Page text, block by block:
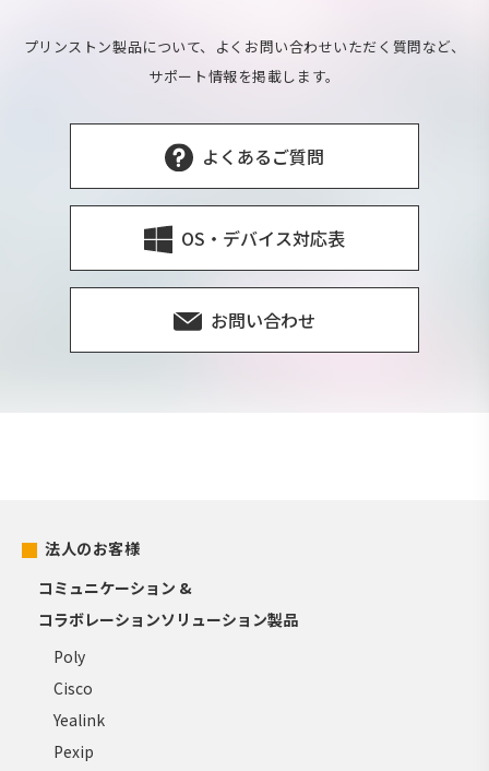
プリンストン製品について、よくお問い合わせいただく質問など、
サポート情報を掲載します。
よくあるご質問
OS・デバイス対応表
お問い合わせ
法人のお客様
コミュニケーション &
コラボレーションソリューション製品
Poly
Cisco
Yealink
Pexip